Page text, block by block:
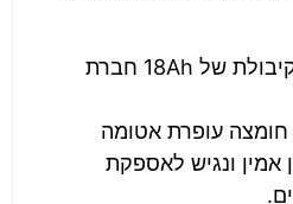
סוללת (מצבר) 12V קיבולת של 18Ah חברת
אמין ונגיש לאספקת